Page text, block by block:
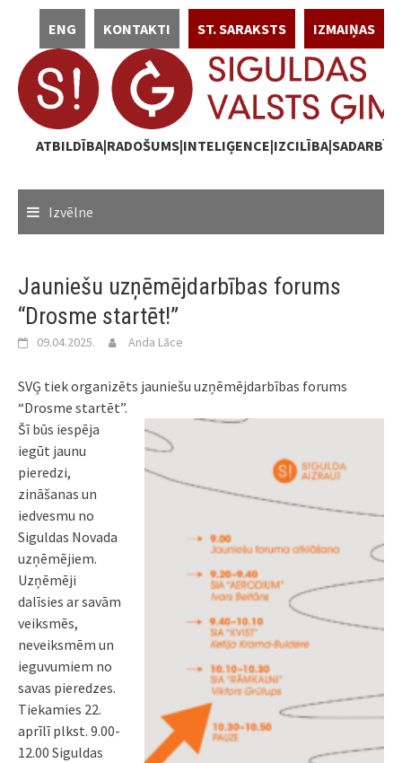
content
IZMAIŅAS
ST. SARAKSTS
KONTAKTI
ENG
Izvēlne
Jauniešu uzņēmējdarbības forums
“Drosme startēt!”
09.04.2025. Anda Lāce
SVĢ tiek organizēts jauniešu uzņēmējdarbības forums
“Drosme startēt”.
Šī būs iespēja
iegūt jaunu
pieredzi,
zināšanas un
iedvesmu no
Siguldas Novada
uzņēmējiem.
Uzņēmēji
dalīsies ar savām
veiksmēs,
neveiksmēm un
ieguvumiem no
savas pieredzes.
Tiekamies 22.
aprīlī plkst. 9.00-
12.00 Siguldas